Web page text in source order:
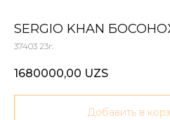
SERGIO KHAN
37403 23г.
1680000,00 UZS
Добавить в